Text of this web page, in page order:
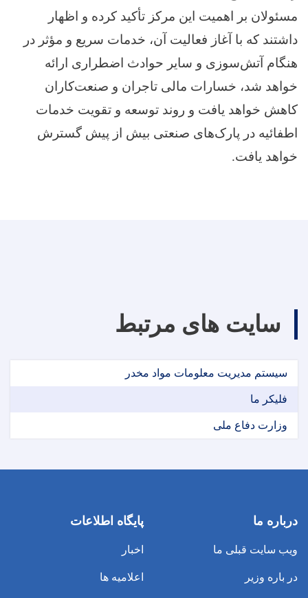
مسئولان بر اهمیت این مرکز تأکید کرده و اظهار
داشتند که با آغاز فعالیت آن، خدمات سریع و مؤثر در
هنگام آتش‌سوزی و سایر حوادث اضطراری ارائه
خواهد شد، خسارات مالی تاجران و صنعت‌کاران
کاهش خواهد یافت و روند توسعه و تقویت خدمات
اطفائیه در پارک‌های صنعتی بیش از پیش گسترش
خواهد یافت.
سایت های مرتبط
سیستم مدیریت معلومات مواد مخدر
فلیکر ما
وزارت دفاع ملی
درباره ما
ویب سایت قبلی ما
در باره وزیر
پایگاه اطلاعات
اخبار
اعلامیه ها